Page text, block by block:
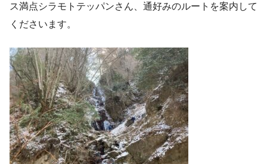
ス満点シラモトテッパンさん、通好みのルートを案内して
くださいます。